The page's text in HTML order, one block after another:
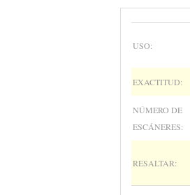
USO:
EXACTITUD:
NÚMERO DE
ESCÁNERES:
RESALTAR: